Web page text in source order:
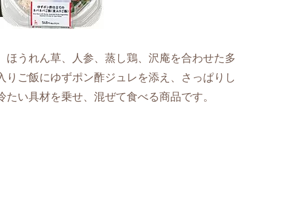
うれん草、人参、蒸し鶏、沢庵を合わせた多
ご飯にゆずポン酢ジュレを添え、さっぱりし
い具材を乗せ、混ぜて食べる商品です。